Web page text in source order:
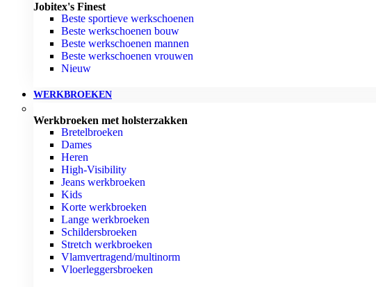
Jobitex's Finest
Beste sportieve werkschoenen
Beste werkschoenen bouw
Beste werkschoenen mannen
Beste werkschoenen vrouwen
Nieuw
WERKBROEKEN
Werkbroeken met holsterzakken
Bretelbroeken
Dames
Heren
High-Visibility
Jeans werkbroeken
Kids
Korte werkbroeken
Lange werkbroeken
Schildersbroeken
Stretch werkbroeken
Vlamvertragend/multinorm
Vloerleggersbroeken